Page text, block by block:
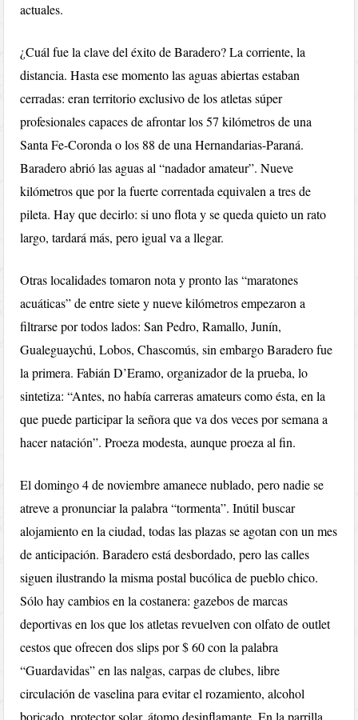
actuales.
¿Cuál fue la clave del éxito de Baradero? La corriente, la
distancia. Hasta ese momento las aguas abiertas estaban
cerradas: eran territorio exclusivo de los atletas súper
profesionales capaces de afrontar los 57 kilómetros de una
Santa Fe-Coronda o los 88 de una Hernandarias-Paraná.
Baradero abrió las aguas al “nadador amateur”. Nueve
kilómetros que por la fuerte correntada equivalen a tres de
pileta. Hay que decirlo: si uno flota y se queda quieto un rato
largo, tardará más, pero igual va a llegar.
Otras localidades tomaron nota y pronto las “maratones
acuáticas” de entre siete y nueve kilómetros empezaron a
filtrarse por todos lados: San Pedro, Ramallo, Junín,
Gualeguaychú, Lobos, Chascomús, sin embargo Baradero fue
la primera. Fabián D’Eramo, organizador de la prueba, lo
sintetiza: “Antes, no había carreras amateurs como ésta, en la
que puede participar la señora que va dos veces por semana a
hacer natación”. Proeza modesta, aunque proeza al fin.
El domingo 4 de noviembre amanece nublado, pero nadie se
atreve a pronunciar la palabra “tormenta”. Inútil buscar
alojamiento en la ciudad, todas las plazas se agotan con un mes
de anticipación. Baradero está desbordado, pero las calles
siguen ilustrando la misma postal bucólica de pueblo chico.
Sólo hay cambios en la costanera: gazebos de marcas
deportivas en los que los atletas revuelven con olfato de outlet
cestos que ofrecen dos slips por $ 60 con la palabra
“Guardavidas” en las nalgas, carpas de clubes, libre
circulación de vaselina para evitar el rozamiento, alcohol
boricado, protector solar, átomo desinflamante. En la parrilla